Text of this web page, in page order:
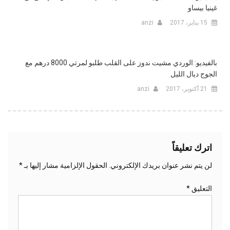
غينيا بيساو
15 يناير، 2017 anzi
بالفيديو: الوردي مشيت ندوز على القلب طلبو لمرتي 8000 درهم مع
الجوج ديال الليل
21 أكتوبر، 2017 anzi
اترك تعليقاً
لن يتم نشر عنوان بريدك الإلكتروني. الحقول الإلزامية مشار إليها بـ*
التعليق*